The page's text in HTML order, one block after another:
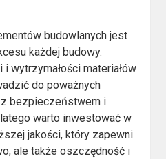
budowlanych jest
każdej budowy.
wytrzymałości materiałów
do poważnych
bezpieczeństwem i
warto inwestować w
jakości, który zapewni
ale także oszczędność i